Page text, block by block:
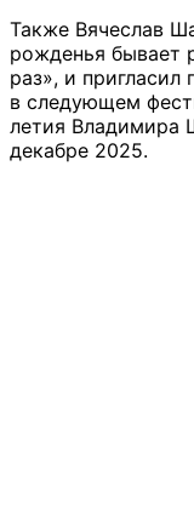
Также Вячеслав
рожденья бывает
раз», и пригласил
в следующем
летия Владимира
декабре 2025.